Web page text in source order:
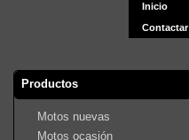
Inicio
Contactar
Productos
Motos nuevas
Motos ocasión